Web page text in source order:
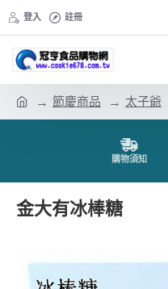
登入 註冊
節慶商品 太子爺
購物須知
金大有冰棒糖